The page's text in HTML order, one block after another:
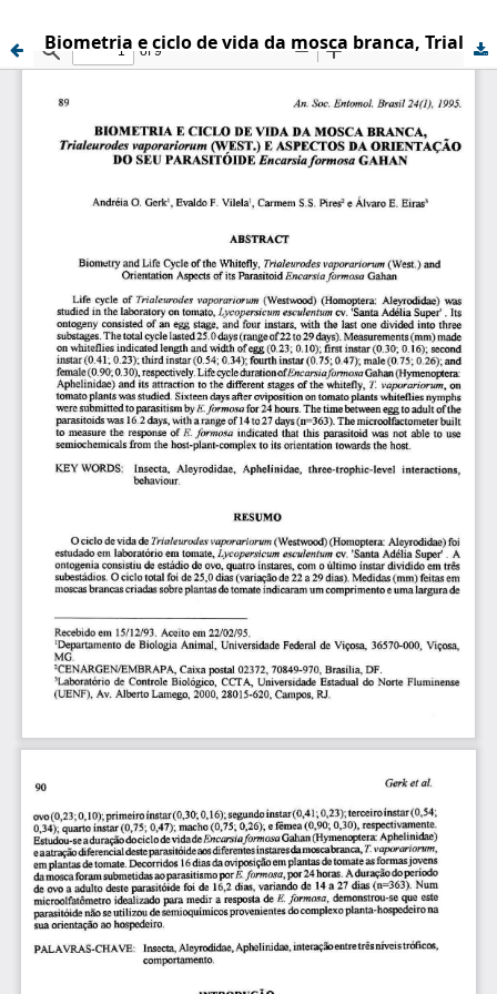
Biometria e ciclo de vida da mosca branca, Trialeurodes vaporariorum (West.) e aspectos da orientação do seu parasitoide Encarsia formosa Gahan